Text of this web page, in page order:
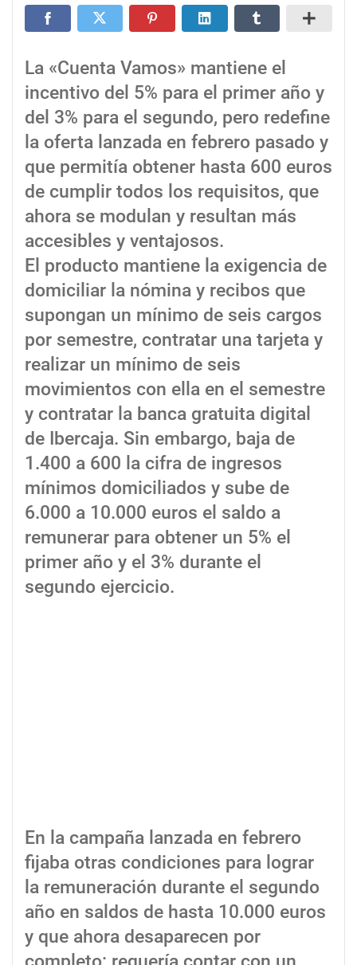
La «Cuenta Vamos» mantiene el
incentivo del 5% para el primer año y
del 3% para el segundo, pero redefine
la oferta lanzada en febrero pasado y
que permitía obtener hasta 600 euros
de cumplir todos los requisitos, que
ahora se modulan y resultan más
accesibles y ventajosos.
El producto mantiene la exigencia de
domiciliar la nómina y recibos que
supongan un mínimo de seis cargos
por semestre, contratar una tarjeta y
realizar un mínimo de seis
movimientos con ella en el semestre
y contratar la banca gratuita digital
de Ibercaja. Sin embargo, baja de
1.400 a 600 la cifra de ingresos
mínimos domiciliados y sube de
6.000 a 10.000 euros el saldo a
remunerar para obtener un 5% el
primer año y el 3% durante el
segundo ejercicio.
En la campaña lanzada en febrero
fijaba otras condiciones para lograr
la remuneración durante el segundo
año en saldos de hasta 10.000 euros
y que ahora desaparecen por